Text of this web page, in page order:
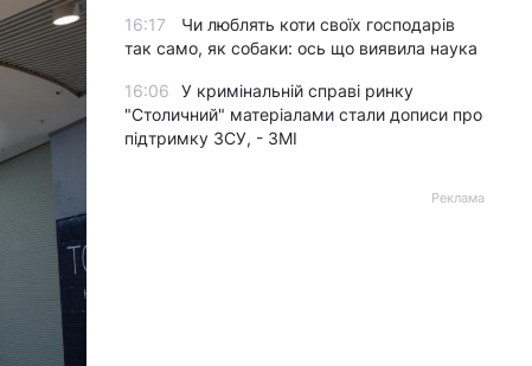
16:17
Чи люблять коти своїх господарів
так само, як собаки: ось що виявила наука
16:06
У кримінальній справі ринку
"Столичний" матеріалами стали дописи про
підтримку ЗСУ, - ЗМІ
Реклама